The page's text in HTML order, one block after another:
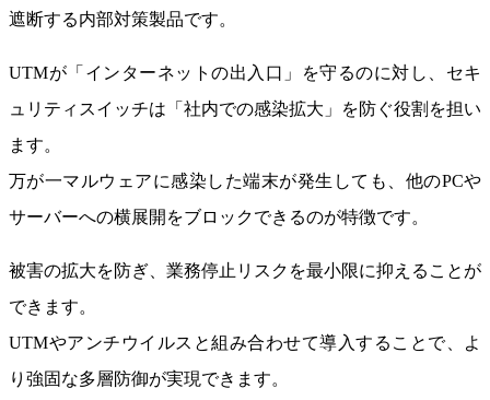
遮断する内部対策製品です。
UTMが「インターネットの出入口」を守るのに対し、セキ
ュリティスイッチは「社内での感染拡大」を防ぐ役割を担い
ます。
万が一マルウェアに感染した端末が発生しても、他のPCや
サーバーへの横展開をブロックできるのが特徴です。
被害の拡大を防ぎ、業務停止リスクを最小限に抑えることが
できます。
UTMやアンチウイルスと組み合わせて導入することで、よ
り強固な多層防御が実現できます。